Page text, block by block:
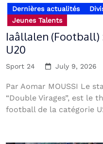
Dernières actualités
Jeunes Talents
Iaâllalen (Football)
U20
Sport 24 July 9, 2026
Par Aomar MOUSSI Le
“Double Virages”, est le
football de la catégorie